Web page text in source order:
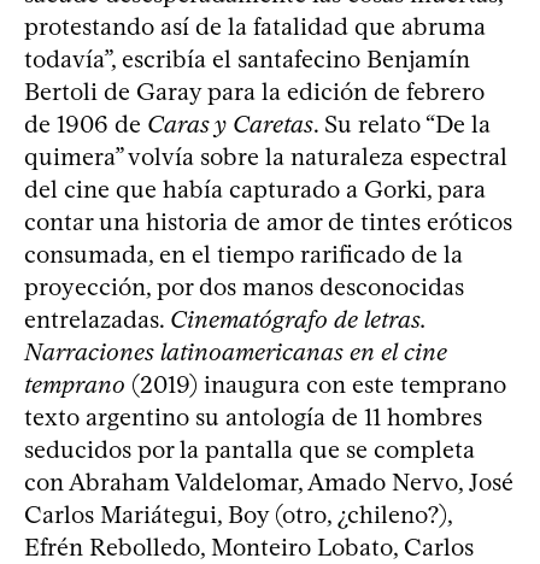
protestando así de la fatalidad que abruma
todavía”, escribía el santafecino Benjamín
Bertoli de Garay para la edición de febrero
de 1906 de Caras y Caretas. Su relato “De la
quimera” volvía sobre la naturaleza espectral
del cine que había capturado a Gorki, para
contar una historia de amor de tintes eróticos
consumada, en el tiempo rarificado de la
proyección, por dos manos desconocidas
entrelazadas. Cinematógrafo de letras.
Narraciones latinoamericanas en el cine
temprano (2019) inaugura con este temprano
texto argentino su antología de 11 hombres
seducidos por la pantalla que se completa
con Abraham Valdelomar, Amado Nervo, José
Carlos Mariátegui, Boy (otro, ¿chileno?),
Efrén Rebolledo, Monteiro Lobato, Carlos